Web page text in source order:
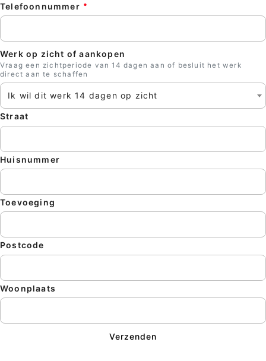
Telefoonnummer
Werk op zicht of aankopen
Vraag een zichtperiode van 14 dagen aan of besluit het werk
direct aan te schaffen
Ik wil dit werk 14 dagen op zicht
Straat
Huisnummer
Toevoeging
Postcode
Woonplaats
Verzenden